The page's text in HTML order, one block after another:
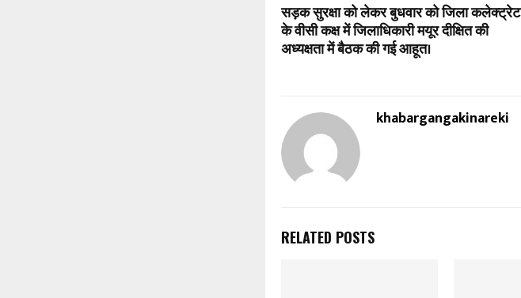
सड़क सुरक्षा को लेकर बुधवार को जिला कलेक्ट्रेट
के वीसी कक्ष में जिलाधिकारी मयूर दीक्षित की
अध्यक्षता में बैठक की गई आहूत।
khabargangakinareki
RELATED POSTS